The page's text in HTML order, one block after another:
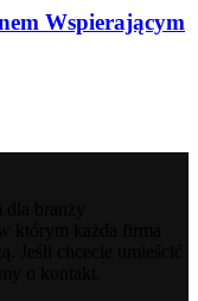
Wspierającym